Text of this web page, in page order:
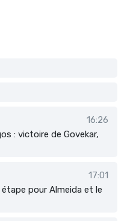
16:26
: victoire de Govekar,
17:01
pour Almeida et le